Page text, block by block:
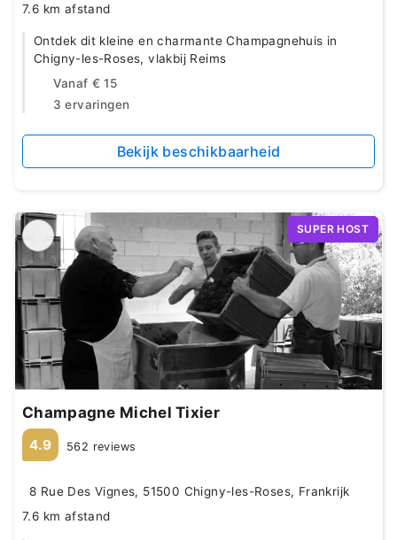
7.6 km afstand
Ontdek dit kleine en charmante Champagnehuis in
Chigny-les-Roses, vlakbij Reims
Vanaf € 15
3 ervaringen
Bekijk beschikbaarheid
SUPER HOST
Champagne Michel Tixier
4.9 562 reviews
8 Rue Des Vignes, 51500 Chigny-les-Roses, Frankrijk
7.6 km afstand